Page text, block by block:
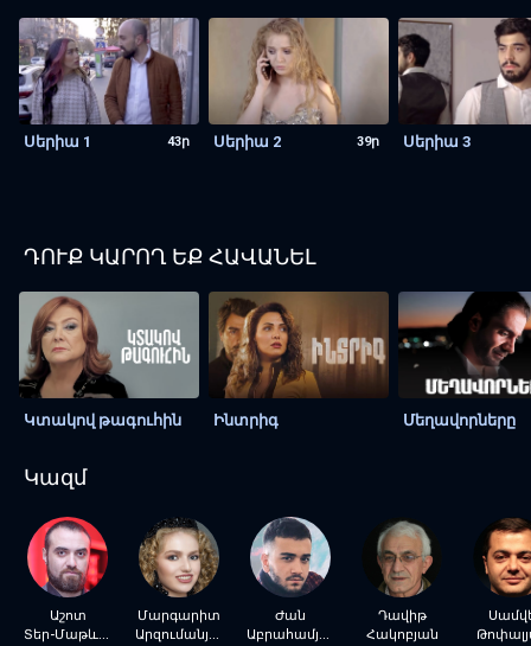
Սերիա 1 43ր Սերիա 2 39ր Սերիա 3
ԴՈՒՔ ԿԱՐՈՂ ԵՔ ՀԱՎԱՆԵԼ
Կտակով թագուհին Ինտրիգ Մեղավորները
Կազմ
Աշոտ
Տեր-Մաթևոսյան
Մարգարիտ
Արզումանյան
Ժան
Աբրահամյան
Դավիթ
Հակոբյան